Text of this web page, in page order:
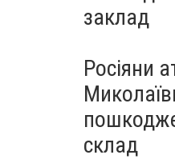
заклад
Росіяни
склад